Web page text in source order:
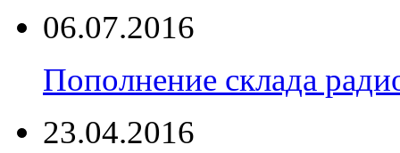
06.07.2016
Пополнение склада
23.04.2016